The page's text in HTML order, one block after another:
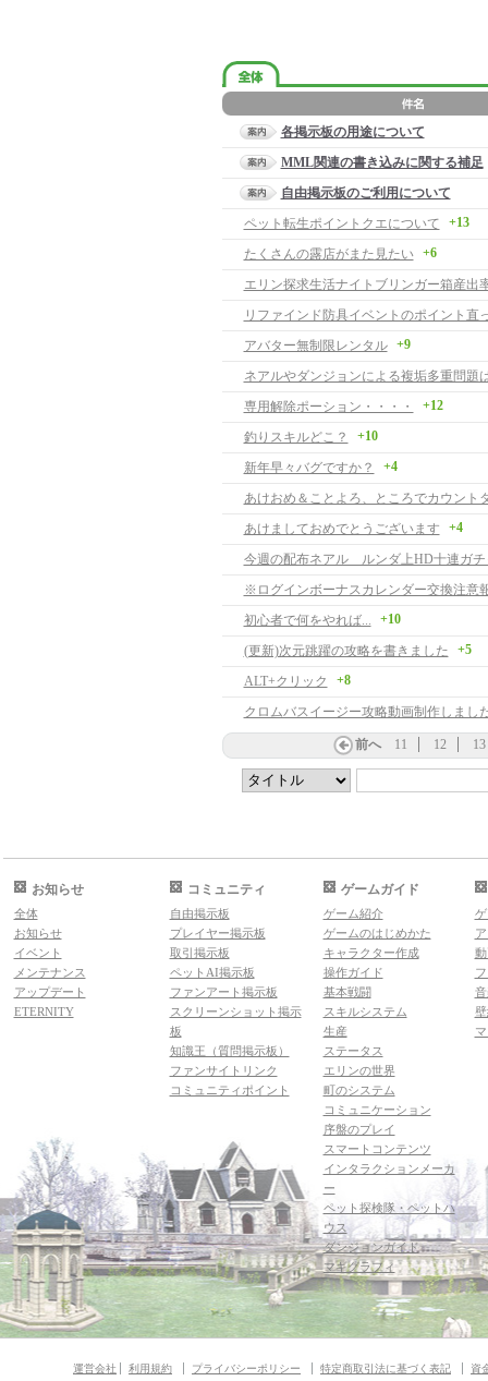
各掲示板の用途について
MML関連の書き込みに関する補足
自由掲示板のご利用について
ペット転生ポイントクエについて
+13
たくさんの露店がまた見たい +6
エリン探求生活ナイトブリンガー箱産出
リファインド防具イベントのポイント直
アバター無制限レンタル
+9
専用解除ポーション・・・・ +12
釣りスキルどこ？ +10
新年早々バグですか？ +4
あけましておめでとうございます +4
今週の配布ネアル ルンダ上HD十連ガチ
※ログインボーナスカレンダー交換注意
初心者で何をやれば...
+10
(更新)次元跳躍の攻略を書きました +5
ALT+クリック +8
クロムバスイージー攻略動画制作しまし
前へ 11 12 13
お知らせ
全体
お知らせ
イベント
メンテナンス
アップデート
ETERNITY
コミュニティ
自由掲示板
プレイヤー掲示板
取引掲示板
ペットAI掲示板
ファンアート掲示板
スクリーンショット掲示
板
知識王（質問掲示板）
ファンサイトリンク
コミュニティポイント
ゲームガイド
ゲーム紹介
ゲームのはじめかた
キャラクター作成
操作ガイド
基本戦闘
スキルシステム
生産
ステータス
エリンの世界
町のシステム
コミュニケーション
序盤のプレイ
スマートコンテンツ
インタラクションメーカ
ー
ペット探検隊・ペットハ
ウス
ダンジョンガイド
マギグラフィ
運営会社 利用規約 プライバシーポリシー 特定商取引法に基づく表記 資